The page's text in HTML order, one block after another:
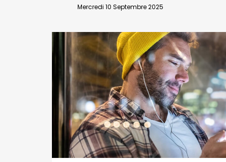
Mercredi 10 Septembre 2025Abonnement d’entreprise